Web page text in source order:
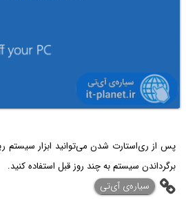
پس از ری‌استارت شدن می‌توانید ابزار سیستم
برگرداندن سیستم به چند روز قبل استفاده کنید.
‌سیاره‌ی آی‌تی